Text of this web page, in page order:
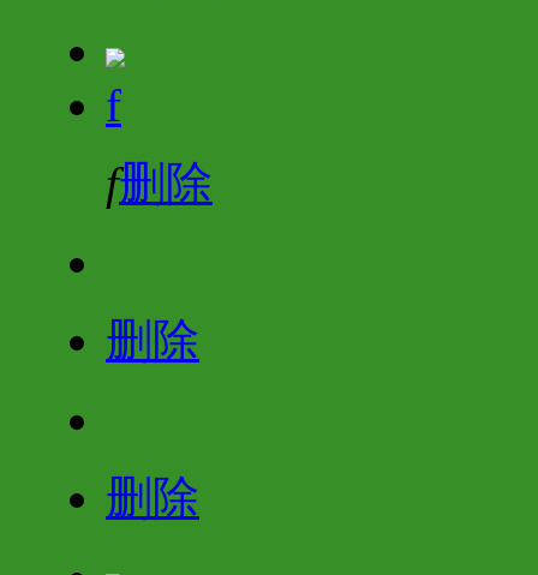
f
f删除
删除
删除